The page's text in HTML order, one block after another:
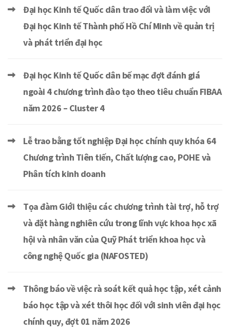
Đại học Kinh tế Quốc dân trao đổi và làm việc với
Đại học Kinh tế Thành phố Hồ Chí Minh về quản trị
và phát triển đại học
Đại học Kinh tế Quốc dân bế mạc đợt đánh giá
ngoài 4 chương trình đào tạo theo tiêu chuẩn FIBAA
năm 2026 – Cluster 4
Lễ trao bằng tốt nghiệp Đại học chính quy khóa 64
Chương trình Tiên tiến, Chất lượng cao, POHE và
Phân tích kinh doanh
Tọa đàm Giới thiệu các chương trình tài trợ, hỗ trợ
và đặt hàng nghiên cứu trong lĩnh vực khoa học xã
hội và nhân văn của Quỹ Phát triển khoa học và
công nghệ Quốc gia (NAFOSTED)
Thông báo về việc rà soát kết quả học tập, xét cảnh
báo học tập và xét thôi học đối với sinh viên đại học
chính quy, đợt 01 năm 2026